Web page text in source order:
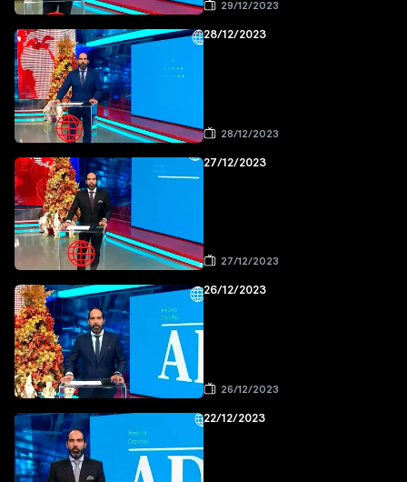
29/12/2023
28/12/2023
28/12/2023
27/12/2023
27/12/2023
26/12/2023
26/12/2023
22/12/2023